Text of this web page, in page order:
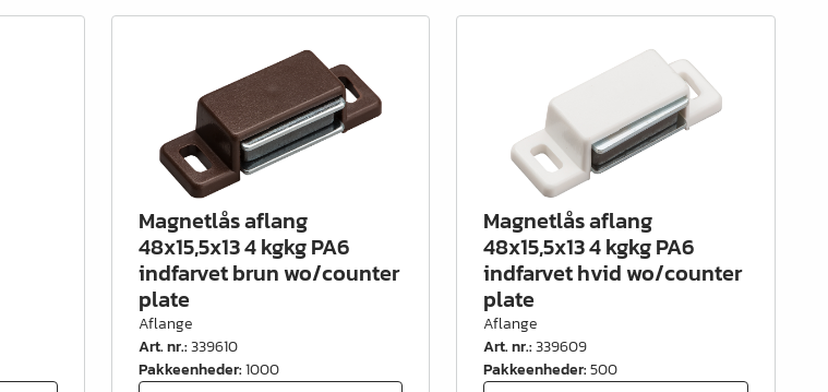
Magnetlås aflang
48x15,5x13 4 kgkg PA6
indfarvet brun wo/counter
plate
Aflange
Art. nr.:339610
Pakkeenheder:1000
Magnetlås aflang
48x15,5x13 4 kgkg PA6
indfarvet hvid wo/counter
plate
Aflange
Art. nr.:339609
Pakkeenheder:500